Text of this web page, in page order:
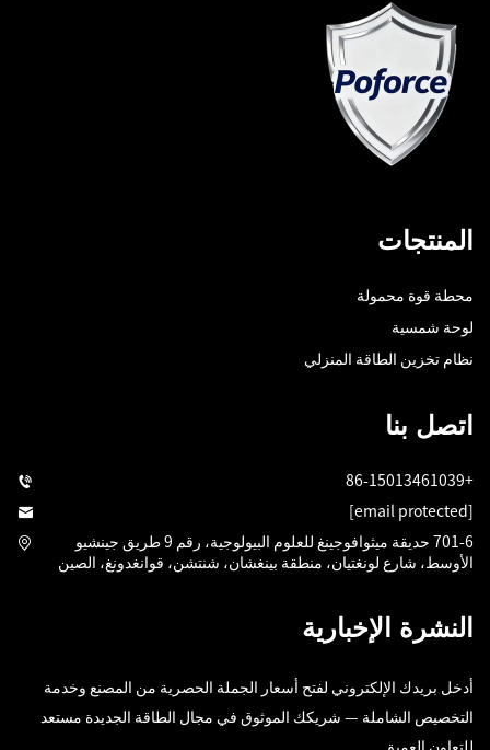
المنتجات
محطة قوة محمولة
لوحة شمسية
نظام تخزين الطاقة المنزلي
اتصل بنا
+86-15013461039
[email protected]
701-6 حديقة ميثوافوجينغ للعلوم البيولوجية، رقم 9 طريق جينشيو
الأوسط، شارع لونغتيان، منطقة بينغشان، شنتشن، قوانغدونغ، الصين
النشرة الإخبارية
أدخل بريدك الإلكتروني لفتح أسعار الجملة الحصرية من المصنع وخدمة
التخصيص الشاملة — شريكك الموثوق في مجال الطاقة الجديدة مستعد
للتعاون العميق